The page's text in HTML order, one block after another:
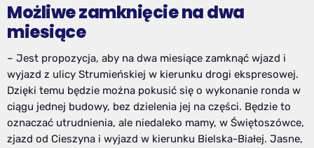
Możliwe zamknięcie na dwa
miesiące
– Jest propozycja, aby na dwa miesiące zamknąć wjazd i
wyjazd z ulicy Strumieńskiej w kierunku drogi ekspresowej.
Dzięki temu będzie można pokusić się o wykonanie ronda w
ciągu jednej budowy, bez dzielenia jej na części. Będzie to
oznaczać utrudnienia, ale niedaleko mamy, w Świętoszówce,
zjazd od Cieszyna i wyjazd w kierunku Bielska-Białej. Jasne,